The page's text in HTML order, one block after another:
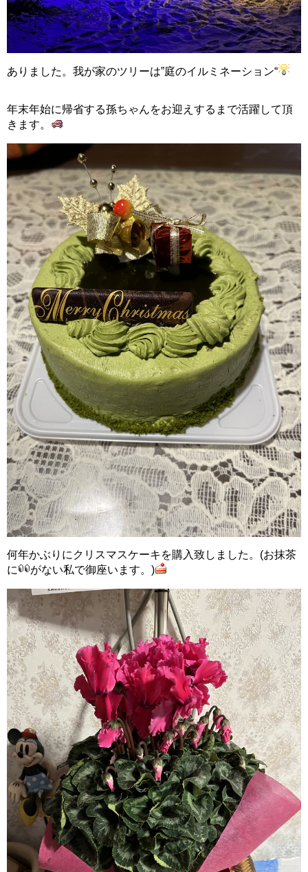
ありました。我が家のツリーは”庭のイルミネーション“
年末年始に帰省する孫ちゃんをお迎えするまで活躍して頂
きます。
何年かぶりにクリスマスケーキを購入致しました。(お抹茶
に
がない私で御座います。)